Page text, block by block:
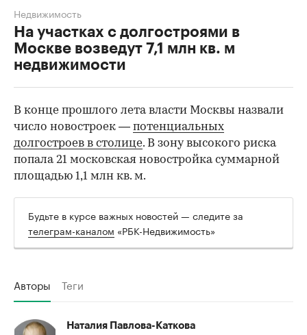
На участках с долгостроями в
Москве возведут 7,1 млн кв. м
недвижимости
Недвижимость
В конце прошлого лета власти Москвы назвали
число новостроек — потенциальных
долгостроев в столице. В зону высокого риска
попала 21 московская новостройка суммарной
площадью 1,1 млн кв. м.
Будьте в курсе важных новостей — следите за
телеграм-каналом «РБК-Недвижимость»
Авторы Теги
Наталия Павлова-Каткова